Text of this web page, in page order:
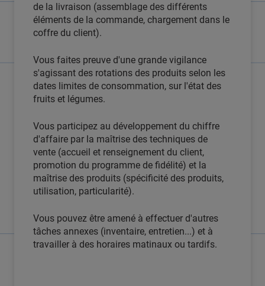
de la livraison (assemblage des différents
éléments de la commande, chargement dans le
coffre du client).
Vous faites preuve d'une grande vigilance
s'agissant des rotations des produits selon les
dates limites de consommation, sur l'état des
fruits et légumes.
Vous participez au développement du chiffre
d'affaire par la maîtrise des techniques de
vente (accueil et renseignement du client,
promotion du programme de fidélité) et la
maîtrise des produits (spécificité des produits,
utilisation, particularité).
Vous pouvez être amené à effectuer d'autres
tâches annexes (inventaire, entretien...) et à
travailler à des horaires matinaux ou tardifs.